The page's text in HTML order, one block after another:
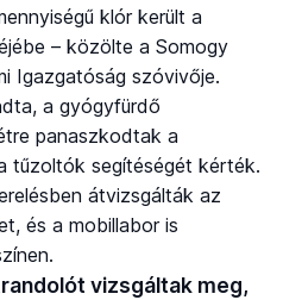
klór került a
– közölte a Somogy
Igazgatóság szóvivője.
a gyógyfürdő
panaszkodtak a
tűzoltók segítéségét kérték.
átvizsgálták az
és a mobillabor is
vizsgáltak meg,